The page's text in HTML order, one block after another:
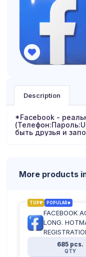
Description
*Facebook -
быть друзья и
More products
TOP POPULAR
FACEBOOK
LONG.
685 pcs.
QTY